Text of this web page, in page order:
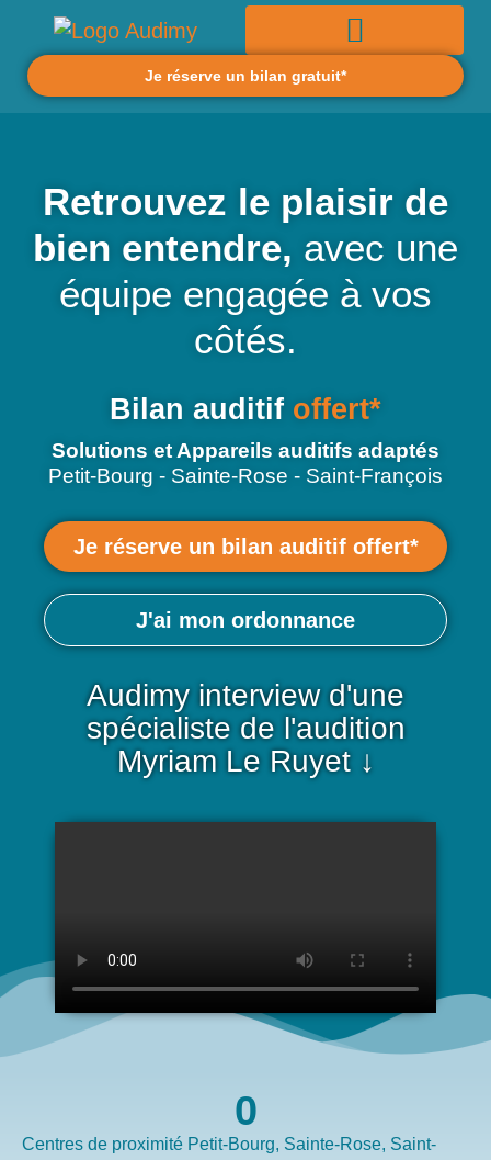
Je réserve un bilan gratuit*
Retrouvez le plaisir de
bien entendre, avec une
équipe engagée à vos
côtés.
Bilan auditif offert*
Solutions et Appareils auditifs adaptés
Petit-Bourg - Sainte-Rose - Saint-François
Je réserve un bilan auditif offert*
J'ai mon ordonnance
Audimy interview d'une
spécialiste de l'audition
Myriam Le Ruyet ↓
Centres de proximité Petit-Bourg, Sainte-Rose, Saint-
0